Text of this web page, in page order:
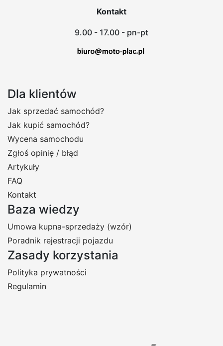
Kontakt
9.00 - 17.00 - pn-pt
Dla klientów
Jak sprzedać samochód?
Jak kupić samochód?
Wycena samochodu
Zgłoś opinię / błąd
Artykuły
FAQ
Kontakt
Baza wiedzy
Umowa kupna-sprzedaży (wzór)
Poradnik rejestracji pojazdu
Zasady korzystania
Polityka prywatności
Regulamin